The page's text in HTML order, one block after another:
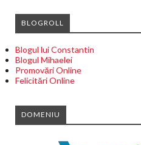
BLOGROLL
Blogul lui Constantin
Blogul Mihaelei
Promovări Online
Felicitări Online
DOMENIU